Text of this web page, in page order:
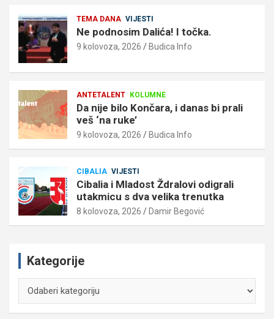
TEMA DANA VIJESTI
Ne podnosim Dalića! I točka.
9 kolovoza, 2026 Budica Info
ANTETALENT KOLUMNE
Da nije bilo Končara, i danas bi prali
veš ‘na ruke’
9 kolovoza, 2026 Budica Info
CIBALIA VIJESTI
Cibalia i Mladost Ždralovi odigrali
utakmicu s dva velika trenutka
8 kolovoza, 2026 Damir Begović
Kategorije